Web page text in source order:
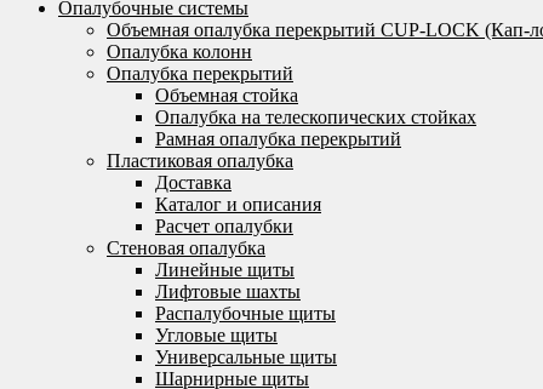
Опалубочные системы
Объемная опалубка перекрытий CUP-LOCK (Кап-
Опалубка колонн
Опалубка перекрытий
Объемная стойка
Опалубка на телескопических стойках
Рамная опалубка перекрытий
Пластиковая опалубка
Доставка
Каталог и описания
Расчет опалубки
Стеновая опалубка
Линейные щиты
Лифтовые шахты
Распалубочные щиты
Угловые щиты
Универсальные щиты
Шарнирные щиты